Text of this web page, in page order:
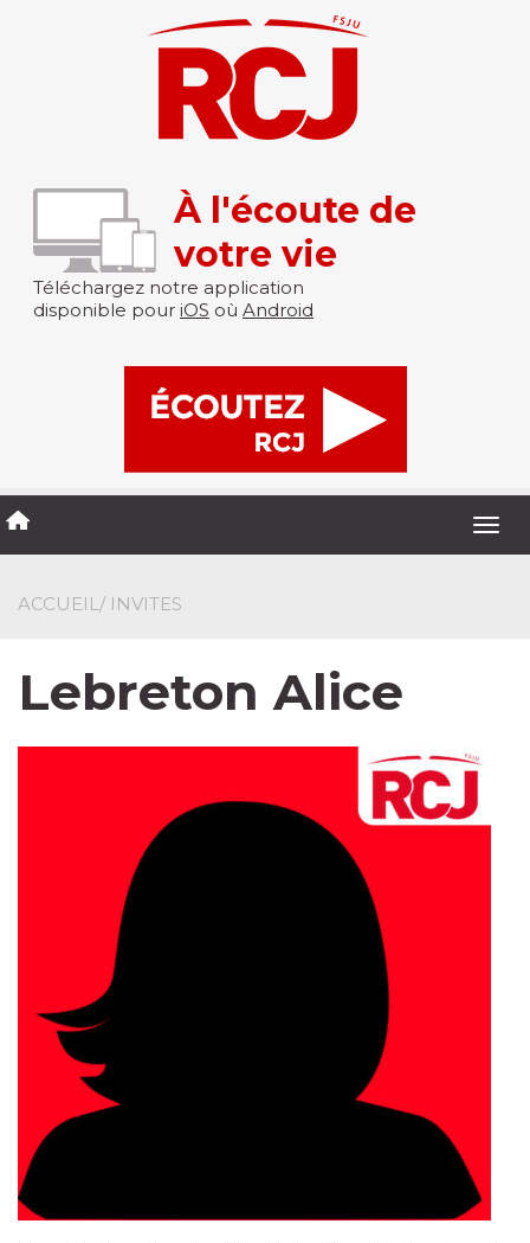
À l'écoute de
votre vie
Téléchargez notre application
disponible pour iOS où Android
ACCUEIL/ INVITES
Lebreton Alice